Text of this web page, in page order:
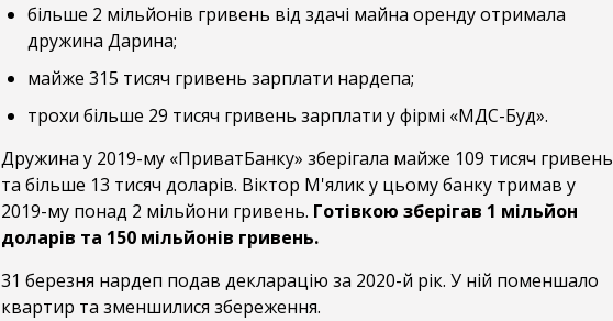
більше 2 мільйонів гривень від здачі майна оренду отримала
дружина Дарина;
майже 315 тисяч гривень зарплати нардепа;
трохи більше 29 тисяч гривень зарплати у фірмі «МДС-Буд».
Дружина у 2019-му «ПриватБанку» зберігала майже 109 тисяч гривень
та більше 13 тисяч доларів. Віктор М'ялик у цьому банку тримав у
2019-му понад 2 мільйони гривень. Готівкою зберігав 1 мільйон
доларів та 150 мільйонів гривень.
31 березня нардеп подав декларацію за 2020-й рік. У ній поменшало
квартир та зменшилися збереження.